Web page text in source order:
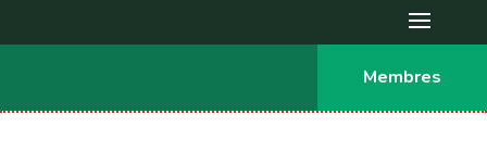
Membres